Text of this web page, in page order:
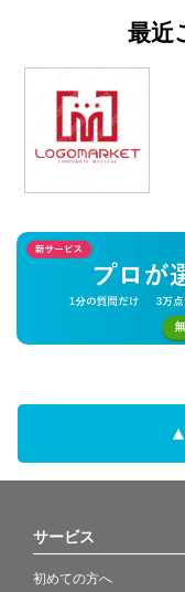
最近
サービス
初めての方へ